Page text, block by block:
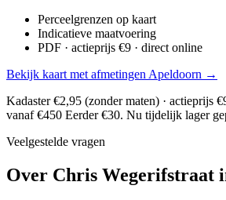
Perceelgrenzen op kaart
Indicatieve maatvoering
PDF · actieprijs €9 · direct online
Bekijk kaart met afmetingen Apeldoorn →
Kadaster €2,95 (zonder maten) · actieprijs
vanaf €450 Eerder €30. Nu tijdelijk lager
Veelgestelde vragen
Over Chris Wegerifstraat